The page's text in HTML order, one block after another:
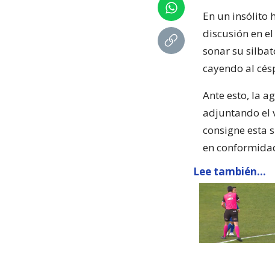
En un insólito
discusión en
sonar su
cayendo al
Ante esto, la
adjuntando el
consigne esta
en
Lee también...